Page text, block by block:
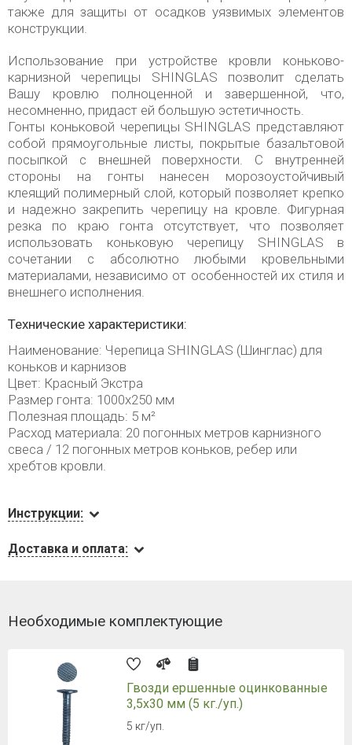
также для защиты от осадков уязвимых элементов
конструкции.
Использование при устройстве кровли коньково-
карнизной черепицы SHINGLAS позволит сделать
Вашу кровлю полноценной и завершенной, что,
несомненно, придаст ей большую эстетичность.
Гонты коньковой черепицы SHINGLAS представляют
собой прямоугольные листы, покрытые базальтовой
посыпкой с внешней поверхности. С внутренней
стороны на гонты нанесен морозоустойчивый
клеящий полимерный слой, который позволяет крепко
и надежно закрепить черепицу на кровле. Фигурная
резка по краю гонта отсутствует, что позволяет
использовать коньковую черепицу SHINGLAS в
сочетании с абсолютно любыми кровельными
материалами, независимо от особенностей их стиля и
внешнего исполнения.
Технические характеристики:
Наименование: Черепица SHINGLAS (Шинглас) для
коньков и карнизов
Цвет: Красный Экстра
Размер гонта: 1000х250 мм
Полезная площадь: 5 м²
Расход материала: 20 погонных метров карнизного
свеса / 12 погонных метров коньков, ребер или
хребтов кровли.
Инструкции:
Доставка и оплата:
Необходимые комплектующие
Гвозди ершенные оцинкованные
3,5х30 мм (5 кг./уп.)
5 кг/уп.